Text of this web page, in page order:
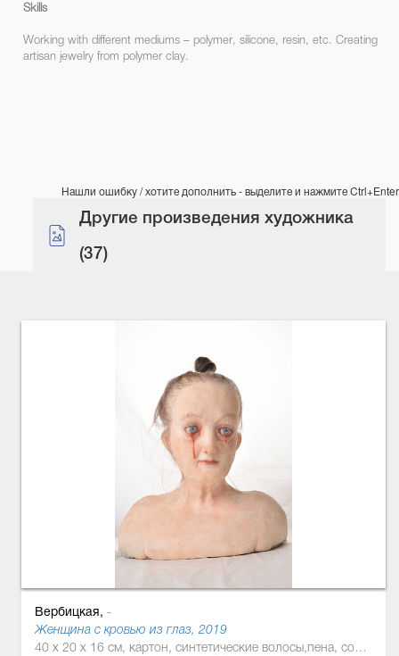
Skills
Working with different mediums – polymer, silicone, resin, etc. Creating
artisan jewelry from polymer clay.
Нашли ошибку / хотите дополнить - выделите и нажмите Ctrl+Enter
Другие произведения художника
(37)
Вербицкая, -
Женщина с кровью из глаз, 2019
40 x 20 x 16 см, картон, синтетические волосы,пена, солома, силикон, смола